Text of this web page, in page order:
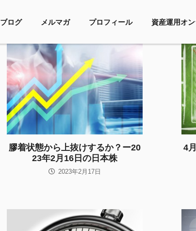
ブログ メルマガ プロフィール 資産運用オ
膠着状態から上抜けするか？ー20
23年2月16日の日本株
2023年2月17日
4